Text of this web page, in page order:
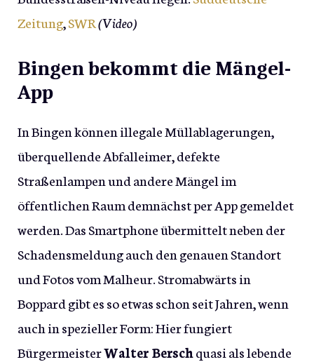
Zeitung,SWR(Video)
Bingen bekommt die Mängel-
App
In Bingen können illegale Müllablagerungen,
überquellende Abfalleimer, defekte
Straßenlampen und andere Mängel im
öffentlichen Raum demnächst per App gemeldet
werden. Das Smartphone übermittelt neben der
Schadensmeldung auch den genauen Standort
und Fotos vom Malheur. Stromabwärts in
Boppard gibt es so etwas schon seit Jahren, wenn
auch in spezieller Form: Hier fungiert
BürgermeisterWalter Berschquasi als lebende